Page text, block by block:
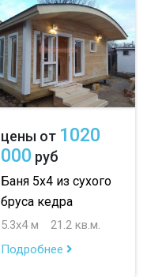
цены от 1020
000 руб
Баня 5х4 из сухого
бруса кедра
5.3х4 м
21.2 кв.м.
Подробнее